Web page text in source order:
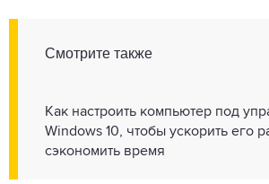
Смотрите также
Как настроить компьютер под
Windows 10, чтобы ускорить его
сэкономить время